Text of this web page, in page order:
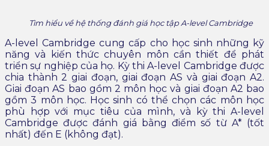
Tìm hiểu vềhệ thống đánh giá học tập A-level Cambridge
A-level Cambridge cung cấp cho học sinh những kỹ
năng và kiến ​​thức chuyên môn cần thiết để phát
triển sự nghiệp của họ. Kỳ thi A-level Cambridge được
chia thành 2 giai đoạn, giai đoạn AS và giai đoạn A2.
Giai đoạn AS bao gồm 2 môn học và giai đoạn A2 bao
gồm 3 môn học. Học sinh có thể chọn các môn học
phù hợp với mục tiêu của mình, và kỳ thi A-level
Cambridge được đánh giá bằng điểm số từ A* (tốt
nhất) đến E (không đạt).